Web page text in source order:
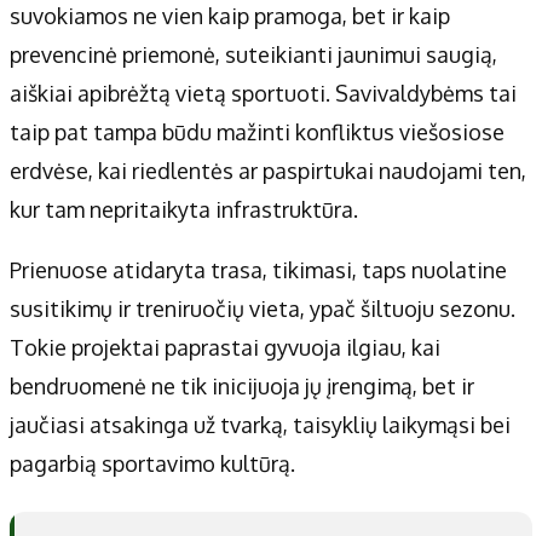
suvokiamos ne vien kaip pramoga, bet ir kaip
prevencinė priemonė, suteikianti jaunimui saugią,
aiškiai apibrėžtą vietą sportuoti. Savivaldybėms tai
taip pat tampa būdu mažinti konfliktus viešosiose
erdvėse, kai riedlentės ar paspirtukai naudojami ten,
kur tam nepritaikyta infrastruktūra.
Prienuose atidaryta trasa, tikimasi, taps nuolatine
susitikimų ir treniruočių vieta, ypač šiltuoju sezonu.
Tokie projektai paprastai gyvuoja ilgiau, kai
bendruomenė ne tik inicijuoja jų įrengimą, bet ir
jaučiasi atsakinga už tvarką, taisyklių laikymąsi bei
pagarbią sportavimo kultūrą.